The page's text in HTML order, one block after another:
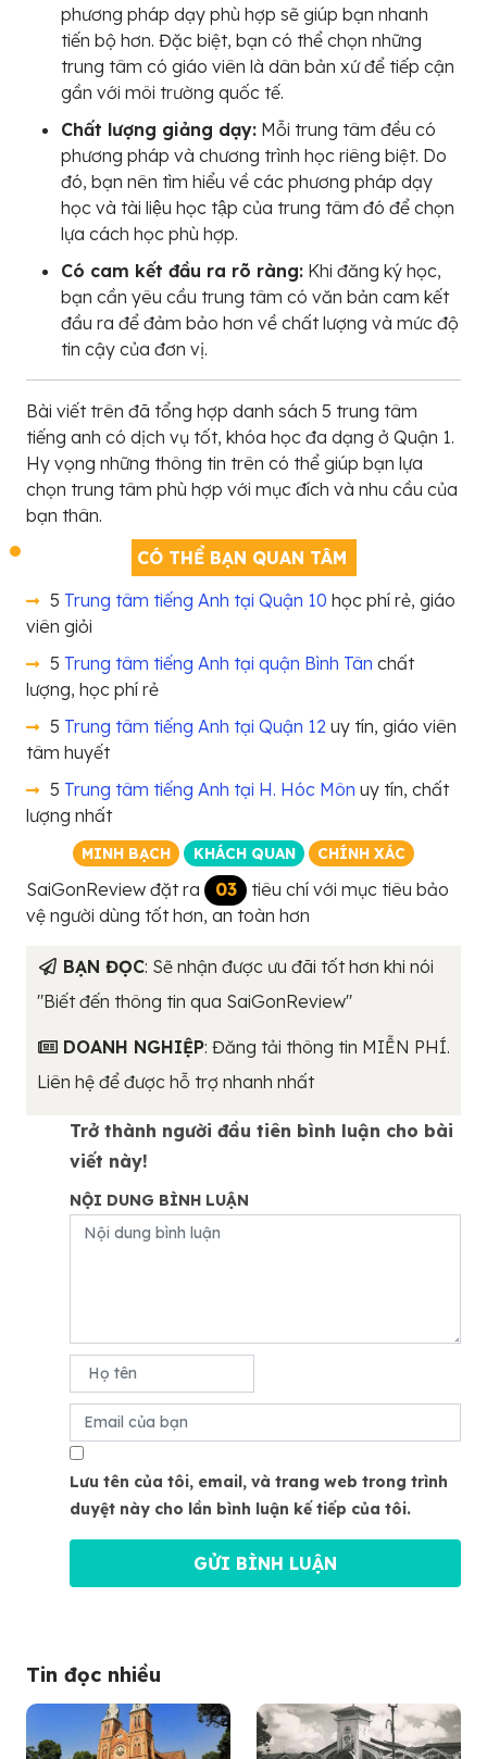
phương pháp dạy phù hợp sẽ giúp bạn nhanh
tiến bộ hơn. Đặc biệt, bạn có thể chọn những
trung tâm có giáo viên là dân bản xứ để tiếp cận
gần với môi trường quốc tế.
Chất lượng giảng dạy: Mỗi trung tâm đều có
phương pháp và chương trình học riêng biệt. Do
đó, bạn nên tìm hiểu về các phương pháp dạy
học và tài liệu học tập của trung tâm đó để chọn
lựa cách học phù hợp.
Có cam kết đầu ra rõ ràng: Khi đăng ký học,
bạn cần yêu cầu trung tâm có văn bản cam kết
đầu ra để đảm bảo hơn về chất lượng và mức độ
tin cậy của đơn vị.
Bài viết trên đã tổng hợp danh sách 5 trung tâm
tiếng anh có dịch vụ tốt, khóa học đa dạng ở Quận 1.
Hy vọng những thông tin trên có thể giúp bạn lựa
chọn trung tâm phù hợp với mục đích và nhu cầu của
bạn thân.
CÓ THỂ BẠN QUAN TÂM
5 Trung tâm tiếng Anh tại Quận 10 học phí rẻ, giáo
viên giỏi
5 Trung tâm tiếng Anh tại quận Bình Tân chất
lượng, học phí rẻ
5 Trung tâm tiếng Anh tại Quận 12 uy tín, giáo viên
tâm huyết
5 Trung tâm tiếng Anh tại H. Hóc Môn uy tín, chất
lượng nhất
MINH BẠCH KHÁCH QUAN CHÍNH XÁC
SaiGonReview đặt ra 03
tiêu chí với mục tiêu bảo
vệ người dùng tốt hơn, an toàn hơn
BẠN ĐỌC: Sẽ nhận được ưu đãi tốt hơn khi nói
"Biết đến thông tin qua SaiGonReview"
DOANH NGHIỆP: Đăng tải thông tin MIỄN PHÍ.
Liên hệ để được hỗ trợ nhanh nhất
Trở thành người đầu tiên bình luận cho bài
viết này!
NỘI DUNG BÌNH LUẬN
Lưu tên của tôi, email, và trang web trong trình
duyệt này cho lần bình luận kế tiếp của tôi.
Tin đọc nhiều